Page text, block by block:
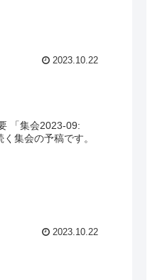
2023.10.22
「集会2023-09:
集会の予稿です。
2023.10.22